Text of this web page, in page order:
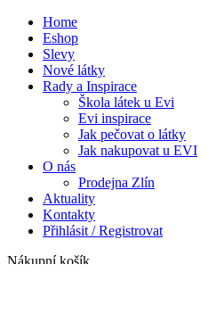
Home
Eshop
Slevy
Nové látky
Rady a Inspirace
Škola látek u Evi
Evi inspirace
Jak pečovat o látky
Jak nakupovat u EVI
O nás
Prodejna Zlín
Aktuality
Kontakty
Přihlásit / Registrovat
Nákupní košík